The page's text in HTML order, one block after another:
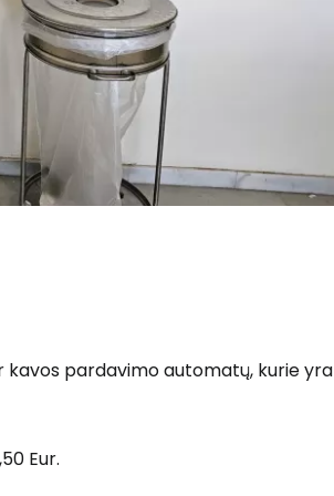
kavos pardavimo automatų, kurie yra
Eur.